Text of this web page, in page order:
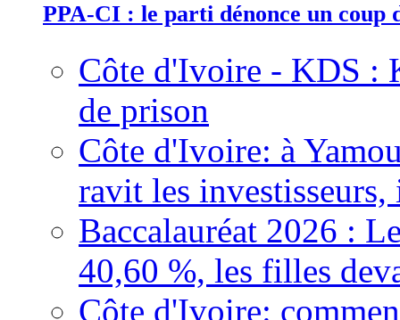
PPA-CI : le parti dénonce un coup
Côte d'Ivoire - KDS :
de prison
Côte d'Ivoire: à
ravit les
Baccalauréat 2026 :
40,60 %, les filles
Côte d'Ivoire: